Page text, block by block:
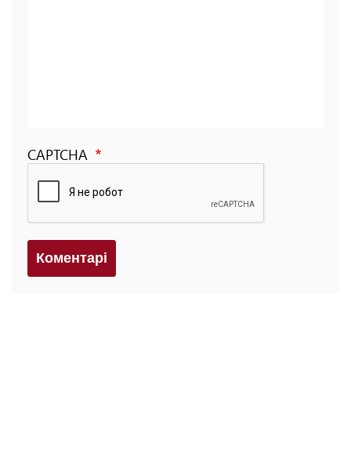
CAPTCHA
Коментарi